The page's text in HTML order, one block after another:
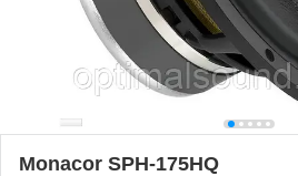
Monacor SPH-175HQ